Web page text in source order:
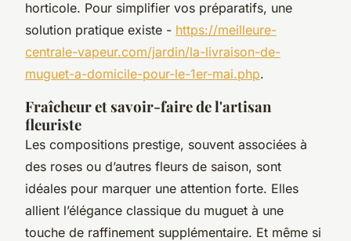
horticole. Pour simplifier vos préparatifs, une
solution pratique existe - https://meilleure-
centrale-vapeur.com/jardin/la-livraison-de-
muguet-a-domicile-pour-le-1er-mai.php.
Fraîcheur et savoir-faire de l'artisan
fleuriste
Les compositions prestige, souvent associées à
des roses ou d’autres fleurs de saison, sont
idéales pour marquer une attention forte. Elles
allient l’élégance classique du muguet à une
touche de raffinement supplémentaire. Et même si